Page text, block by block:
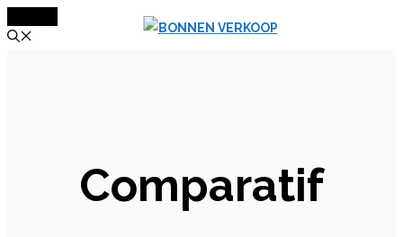
au
Comparatif